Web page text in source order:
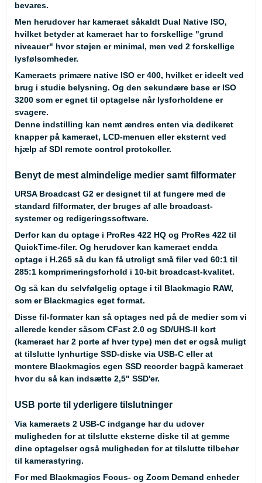
bevares.
Men herudover har kameraet såkaldt Dual Native ISO,
hvilket betyder at kameraet har to forskellige "grund
niveauer" hvor støjen er minimal, men ved 2 forskellige
lysfølsomheder.
Kameraets primære native ISO er 400, hvilket er ideelt ved
brug i studie belysning. Og den sekundære base er ISO
3200 som er egnet til optagelse når lysforholdene er
svagere.
Denne indstilling kan nemt ændres enten via dedikeret
knapper på kameraet, LCD-menuen eller eksternt ved
hjælp af SDI remote control protokoller.
Benyt de mest almindelige medier samt filformater
URSA Broadcast G2 er designet til at fungere med de
standard filformater, der bruges af alle broadcast-
systemer og redigeringssoftware.
Derfor kan du optage i ProRes 422 HQ og ProRes 422 til
QuickTime-filer. Og herudover kan kameraet endda
optage i H.265 så du kan få utroligt små filer ved 60:1 til
285:1 komprimeringsforhold i 10-bit broadcast-kvalitet.
Og så kan du selvfølgelig optage i til Blackmagic RAW,
som er Blackmagics eget format.
Disse fil-formater kan så optages ned på de medier som vi
allerede kender såsom CFast 2.0 og SD/UHS-II kort
(kameraet har 2 porte af hver type) men det er også muligt
at tilslutte lynhurtige SSD-diske via USB-C eller at
montere Blackmagics egen SSD recorder bagpå kameraet
hvor du så kan indsætte 2,5" SSD'er.
USB porte til yderligere tilslutninger
Via kameraets 2 USB-C indgange har du udover
muligheden for at tilslutte eksterne diske til at gemme
dine optagelser også muligheden for at tilslutte tilbehør
til kamerastyring.
For med Blackmagics Focus- og Zoom Demand enheder